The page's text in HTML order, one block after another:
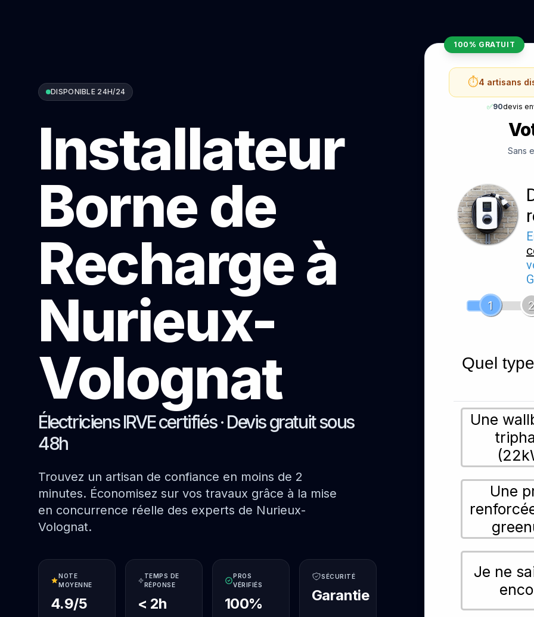
DISPONIBLE 24H/24
Installateur
Borne de
Recharge à
Nurieux-
Volognat
Électriciens IRVE certifiés · Devis gratuit sous
48h
Trouvez un artisan de confiance en moins de 2
minutes. Économisez sur vos travaux grâce à la mise
en concurrence réelle des experts de Nurieux-
Volognat.
NOTE
MOYENNE
4.9/5
TEMPS DE
RÉPONSE
< 2h
PROS
VÉRIFIÉS
100%
SÉCURITÉ
Garantie
100% GRATUIT
⏱️4 artisans
✅90devis
Sans
1
2
Quel
Une
Une
Je ne